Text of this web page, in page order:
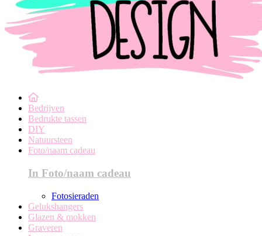
Bedrijven
Bedrukte tassen
DIY
Natuursteen
Foto/naam cadeau
In Foto/naam cadeau
Fotosieraden
Gelukshangers
Glazen & mokken
Graveren